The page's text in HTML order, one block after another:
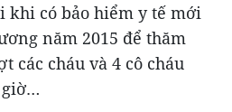
khi có bảo hiểm y tế mới
năm 2015 để thăm
các cháu và 4 cô cháu